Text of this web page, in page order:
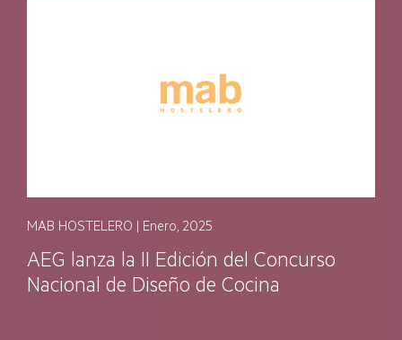
MAB HOSTELERO | Enero, 2025
AEG lanza la II Edición del Concurso
Nacional de Diseño de Cocina